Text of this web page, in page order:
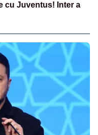
cu Juventus! Inter a